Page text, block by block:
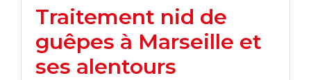
Traitement nid de
guêpes à Marseille et
ses alentours